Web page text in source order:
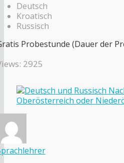
Deutsch
Kroatisch
Russisch
Probestunde (Dauer der
2925